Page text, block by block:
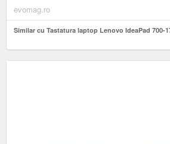
evomag.ro
Similar cu Tastatura laptop Lenovo IdeaPad 700-